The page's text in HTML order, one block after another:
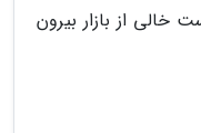
از بازار بیرون